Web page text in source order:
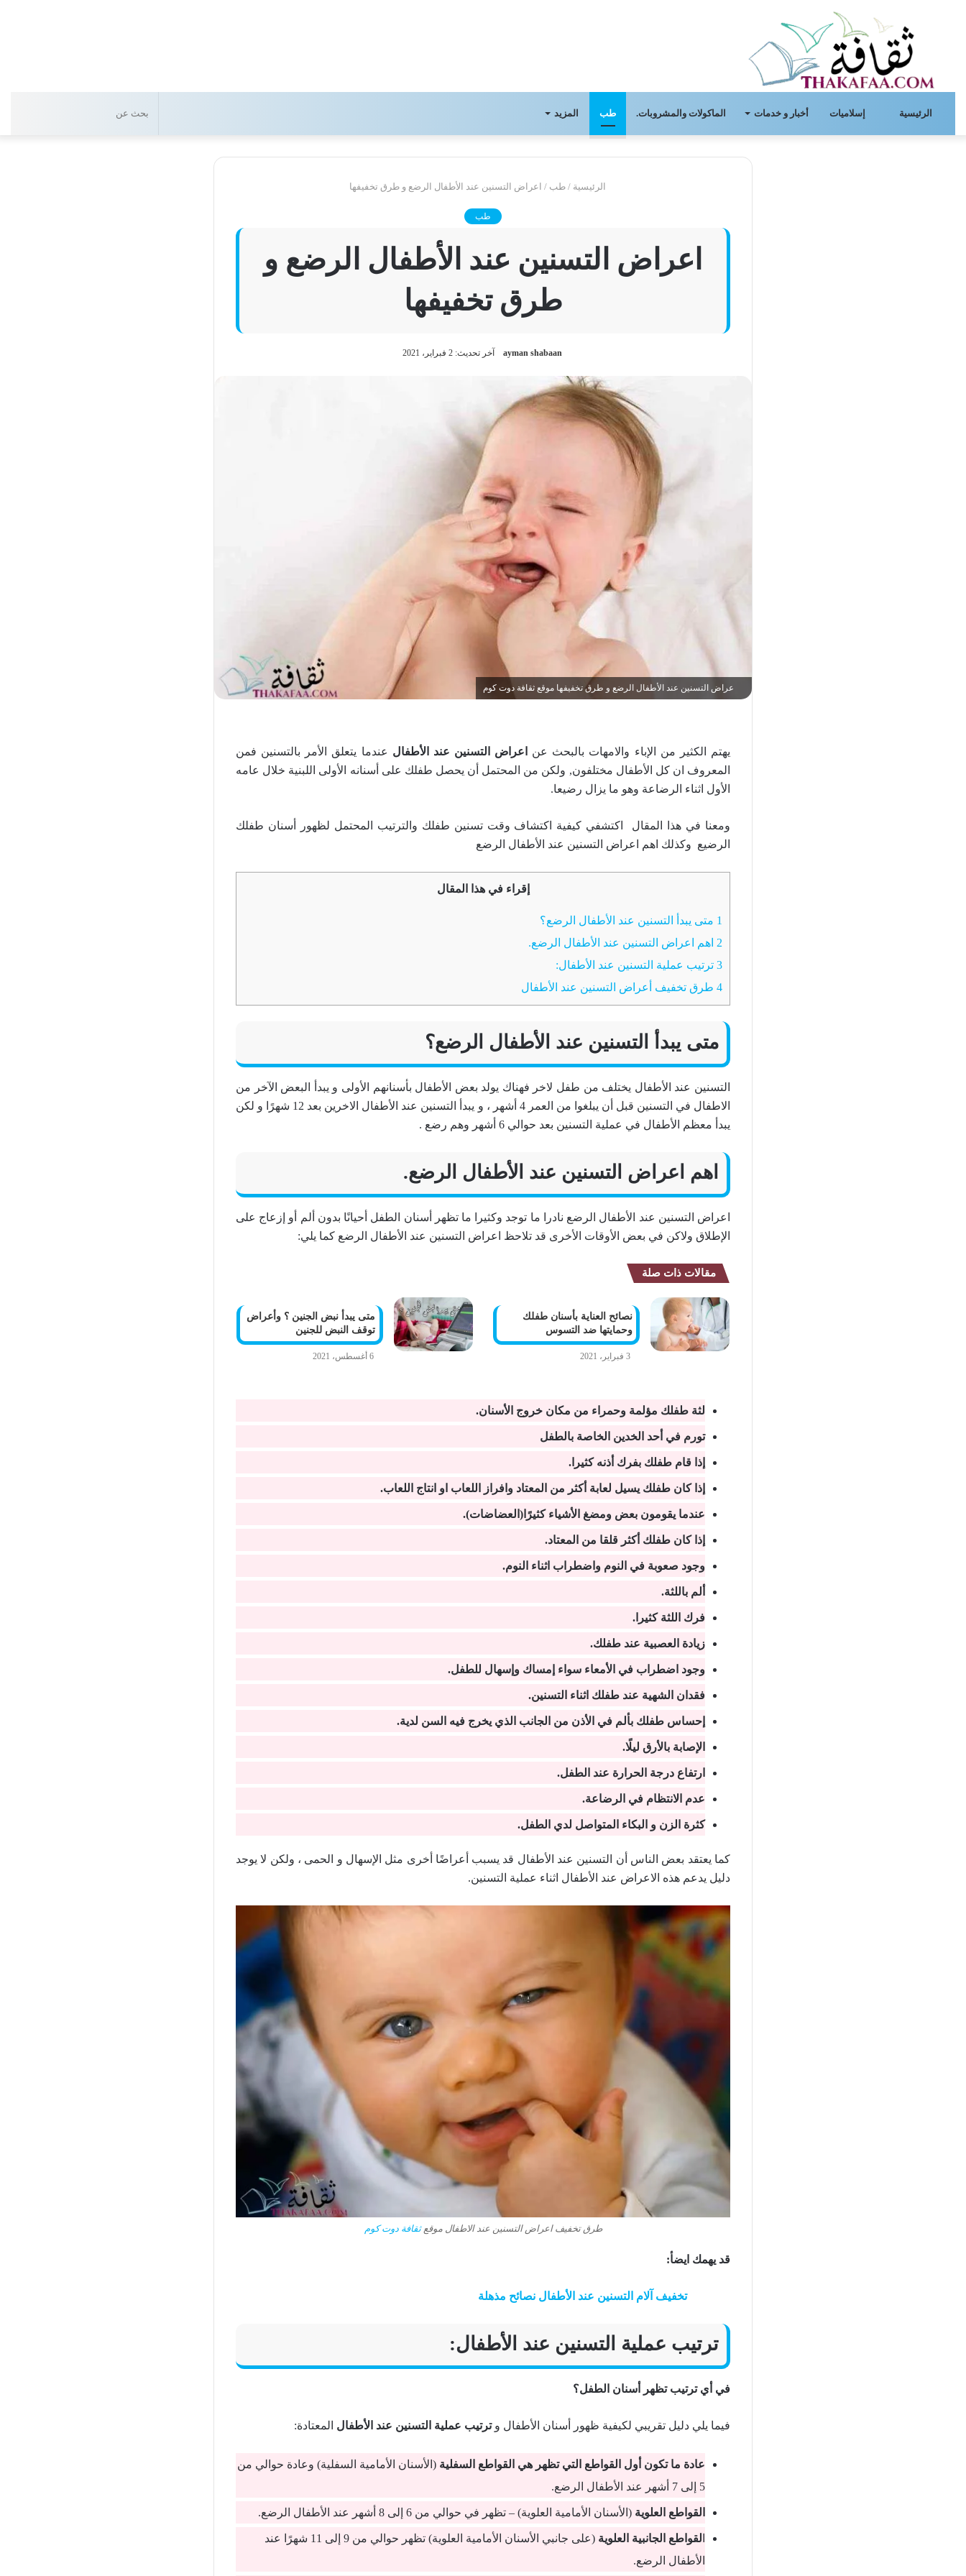
الرئيسية إسلاميات أخبار و خدمات الماكولات والمشروبات. طب المزيد
الرئيسية / طب / اعراض التسنين عند الأطفال الرضع و طرق تخفيفها
طب
اعراض التسنين عند الأطفال الرضع و
طرق تخفيفها
ayman shabaan آخر تحديث: 2 فبراير، 2021
عراض التسنين عند الأطفال الرضع و طرق تخفيفها موقع ثقافة دوت كوم
يهتم الكثير من الإباء والامهات بالبحث عن اعراض التسنين عند الأطفال عندما يتعلق الأمر بالتسنين فمن
المعروف ان كل الأطفال مختلفون, ولكن من المحتمل أن يحصل طفلك على أسنانه الأولى اللبنية خلال عامه
الأول اثناء الرضاعة وهو ما يزال رضيعا.
ومعنا في هذا المقال اكتشفي كيفية اكتشاف وقت تسنين طفلك والترتيب المحتمل لظهور أسنان طفلك
الرضيع وكذلك اهم اعراض التسنين عند الأطفال الرضع
إقراء في هذا المقال
1 متى يبدأ التسنين عند الأطفال الرضع؟
2 اهم اعراض التسنين عند الأطفال الرضع.
3ترتيب عملية التسنين عند الأطفال:
4طرق تخفيف أعراض التسنين عند الأطفال
متى يبدأ التسنين عند الأطفال الرضع؟
التسنين عند الأطفال يختلف من طفل لاخر فهناك يولد بعض الأطفال بأسنانهم الأولى و يبدأ البعض الآخر من
الاطفال في التسنين قبل أن يبلغوا من العمر 4 أشهر ، و يبدأ التسنين عند الأطفال الاخرين بعد 12 شهرًا و لكن
يبدأ معظم الأطفال في عملية التسنين بعد حوالي 6 أشهر وهم رضع .
اهم اعراض التسنين عند الأطفال الرضع.
اعراض التسنين عند الأطفال الرضع نادرا ما توجد وكثيرا ما تظهر أسنان الطفل أحيانًا بدون ألم أو إزعاج على
الإطلاق ولاكن في بعض الأوقات الأخرى قد تلاحظ اعراض التسنين عند الأطفال الرضع كما يلي:
مقالات ذات صلة
نصائح العناية بأسنان طفلك
وحمايتها ضد التسوس
3 فبراير، 2021
متى يبدأ نبض الجنين ؟ وأعراض
توقف النبض للجنين
6 أغسطس، 2021
لثة طفلك مؤلمة وحمراء من مكان خروج الأسنان.
تورم في أحد الخدين الخاصة بالطفل
إذا قام طفلك بفرك أذنه كثيرا.
إذا كان طفلك يسيل لعابة أكثر من المعتاد وافراز اللعاب او انتاج اللعاب.
عندما يقومون بعض ومضغ الأشياء كثيرًا(العضاضات).
إذا كان طفلك أكثر قلقا من المعتاد.
وجود صعوبة في النوم واضطراب اثناء النوم.
ألم باللثة.
فرك اللثة كثيرا.
زيادة العصبية عند طفلك.
وجود اضطراب في الأمعاء سواء إمساك وإسهال للطفل.
فقدان الشهية عند طفلك اثناء التسنين.
إحساس طفلك بألم في الأذن من الجانب الذي يخرج فيه السن لدية.
الإصابة بالأرق ليلًا.
ارتفاع درجة الحرارة عند الطفل.
عدم الانتظام في الرضاعة.
كثرة الزن و البكاء المتواصل لدي الطفل.
كما يعتقد بعض الناس أن التسنين عند الأطفال قد يسبب أعراضًا أخرى مثل الإسهال و الحمى ، ولكن لا يوجد
دليل يدعم هذه الاعراض عند الأطفال اثناء عملية التسنين.
طرق تخفيف اعراض التسنين عند الاطفال موقعثقافة دوت كوم
قد يهمك ايضأ:
تخفيف آلام التسنين عند الأطفال نصائح مذهلة
ترتيب عملية التسنين عند الأطفال:
في أي ترتيب تظهر أسنان الطفل؟
فيما يلي دليل تقريبي لكيفية ظهور أسنان الأطفال وترتيب عملية التسنين عند الأطفال المعتادة:
عادة ما تكون أول القواطع التي تظهر هي القواطع السفلية (الأسنان الأمامية السفلية) وعادة حوالي من
5 إلى 7 أشهر عند الأطفال الرضع.
القواطع العلوية (الأسنان الأمامية العلوية) – تظهر في حوالي من 6 إلى 8 أشهر عند الأطفال الرضع.
لقواطع الجانبية العلوية
(على جانبي الأسنان الأمامية العلوية) تظهر حوالي من 9 إلى 11 شهرًا عند
الأطفال الرضع.